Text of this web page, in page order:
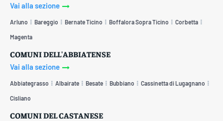
Vai alla sezione
Arluno Bareggio Bernate Ticino Boffalora Sopra Ticino Corbetta
Magenta
COMUNI DELL'ABBIATENSE
Vai alla sezione
Abbiategrasso Albairate Besate Bubbiano Cassinetta di Lugagnano
Cisliano
COMUNI DEL CASTANESE